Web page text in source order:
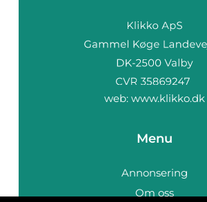
web: www.klikko.dk
Menu
Annonsering
Om oss